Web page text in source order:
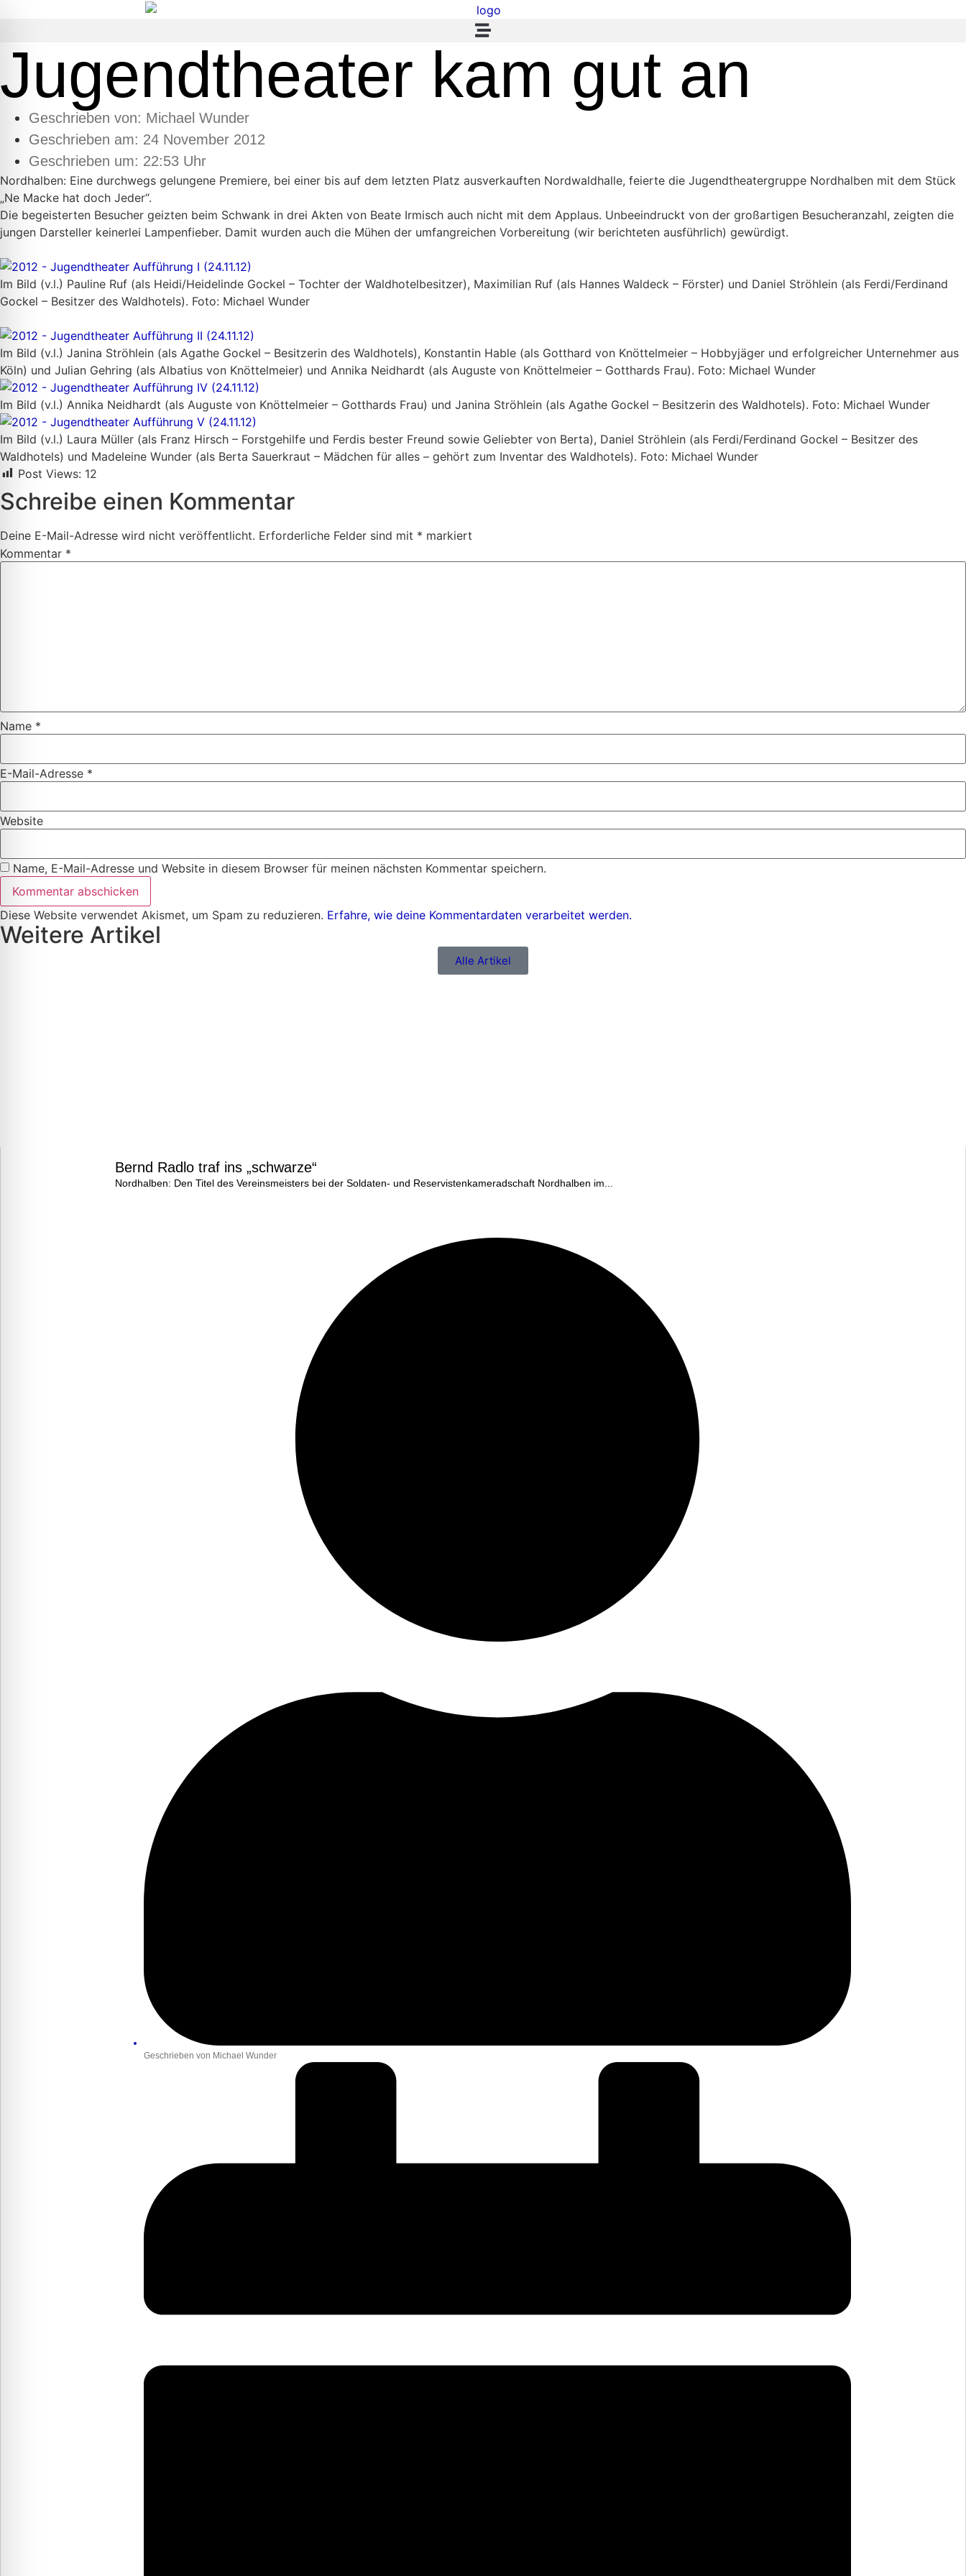
Jugendtheater kam gut an
Geschrieben von: Michael Wunder
Geschrieben am: 24 November 2012
Geschrieben um: 22:53 Uhr
Nordhalben: Eine durchwegs gelungene Premiere, bei einer bis auf dem letzten Platz ausverkauften Nordwaldhalle, feierte die Jugendtheatergruppe Nordhalben mit dem Stück
„Ne Macke hat doch Jeder“.
Die begeisterten Besucher geizten beim Schwank in drei Akten von Beate Irmisch auch nicht mit dem Applaus. Unbeeindruckt von der großartigen Besucheranzahl, zeigten die
jungen Darsteller keinerlei Lampenfieber. Damit wurden auch die Mühen der umfangreichen Vorbereitung (wir berichteten ausführlich) gewürdigt.
Im Bild (v.l.) Pauline Ruf (als Heidi/Heidelinde Gockel – Tochter der Waldhotelbesitzer), Maximilian Ruf (als Hannes Waldeck – Förster) und Daniel Ströhlein (als Ferdi/Ferdinand
Gockel – Besitzer des Waldhotels). Foto: Michael Wunder
Im Bild (v.l.) Janina Ströhlein (als Agathe Gockel – Besitzerin des Waldhotels), Konstantin Hable (als Gotthard von Knöttelmeier – Hobbyjäger und erfolgreicher Unternehmer aus
Köln) und Julian Gehring (als Albatius von Knöttelmeier) und Annika Neidhardt (als Auguste von Knöttelmeier – Gotthards Frau). Foto: Michael Wunder
Im Bild (v.l.) Annika Neidhardt (als Auguste von Knöttelmeier – Gotthards Frau) und Janina Ströhlein (als Agathe Gockel – Besitzerin des Waldhotels). Foto: Michael Wunder
Im Bild (v.l.) Laura Müller (als Franz Hirsch – Forstgehilfe und Ferdis bester Freund sowie Geliebter von Berta), Daniel Ströhlein (als Ferdi/Ferdinand Gockel – Besitzer des
Waldhotels) und Madeleine Wunder (als Berta Sauerkraut – Mädchen für alles – gehört zum Inventar des Waldhotels). Foto: Michael Wunder
Post Views: 12
Schreibe einen Kommentar
Deine E-Mail-Adresse wird nicht veröffentlicht. Erforderliche Felder sind mit * markiert
Kommentar *
Name *
E-Mail-Adresse *
Website
Name, E-Mail-Adresse und Website in diesem Browser für meinen nächsten Kommentar speichern.
Diese Website verwendet Akismet, um Spam zu reduzieren. Erfahre, wie deine Kommentardaten verarbeitet werden.
Weitere Artikel
Alle Artikel
Bernd Radlo traf ins „schwarze“
Nordhalben: Den Titel des Vereinsmeisters bei der Soldaten- und Reservistenkameradschaft Nordhalben im...
Geschrieben von Michael Wunder